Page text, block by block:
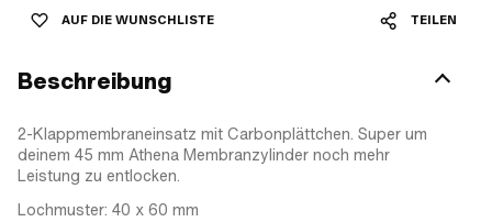
AUF DIE WUNSCHLISTE TEILEN
Beschreibung
2-Klappmembraneinsatz mit Carbonplättchen. Super um
deinem 45 mm Athena Membranzylinder noch mehr
Leistung zu entlocken.
Lochmuster: 40 x 60 mm